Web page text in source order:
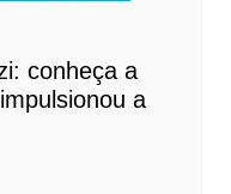
conheça a
a